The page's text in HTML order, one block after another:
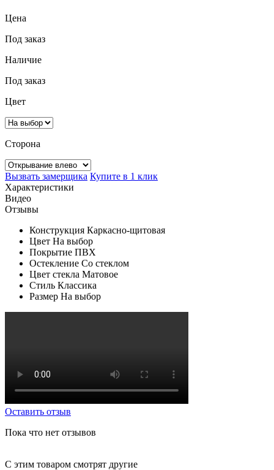
Цена
Под заказ
Наличие
Под заказ
Цвет
Сторона
Вызвать замерщика Купите в 1 клик
Характеристики
Видео
Отзывы
Конструкция Каркасно-щитовая
Цвет На выбор
Покрытие ПВХ
Остекление Со стеклом
Цвет стекла Матовое
Стиль Классика
Размер На выбор
Оставить отзыв
Пока что нет отзывов
С этим товаром смотрят другие